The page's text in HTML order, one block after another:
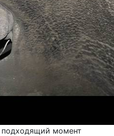
подходящий момент